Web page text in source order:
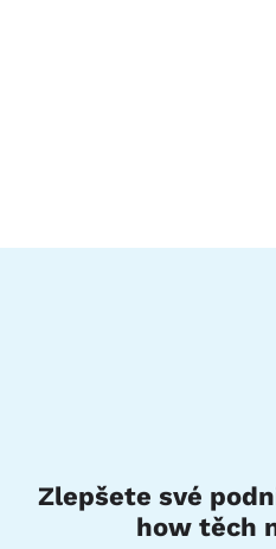
Zlepšete své
how těch